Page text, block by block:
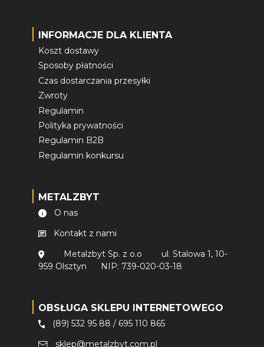
INFORMACJE DLA KLIENTA
Koszt dostawy
Sposoby płatności
Czas dostarczania przesyłki
Zwroty
Regulamin
Polityka prywatności
Regulamin B2B
Regulamin konkursu
METALZBYT
O nas
Kontakt z nami
Metalzbyt Sp. z o.o
ul. Stalowa 1, 10-
959 Olsztyn
NIP: 739-020-03-18
OBSŁUGA SKLEPU INTERNETOWEGO
(89) 532 95 88 / 695 110 865
sklep@metalzbyt.com.pl